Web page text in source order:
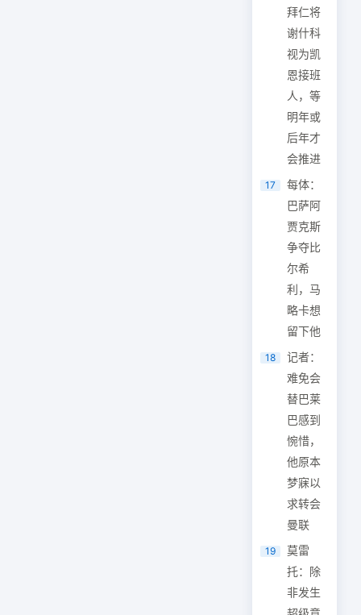
拜仁将
谢什科
视为凯
恩接班
人，等
明年或
后年才
会推进
17
每体：
巴萨阿
贾克斯
争夺比
尔希
利，马
略卡想
留下他
18
记者：
难免会
替巴莱
巴感到
惋惜，
他原本
梦寐以
求转会
曼联
19
莫雷
托：除
非发生